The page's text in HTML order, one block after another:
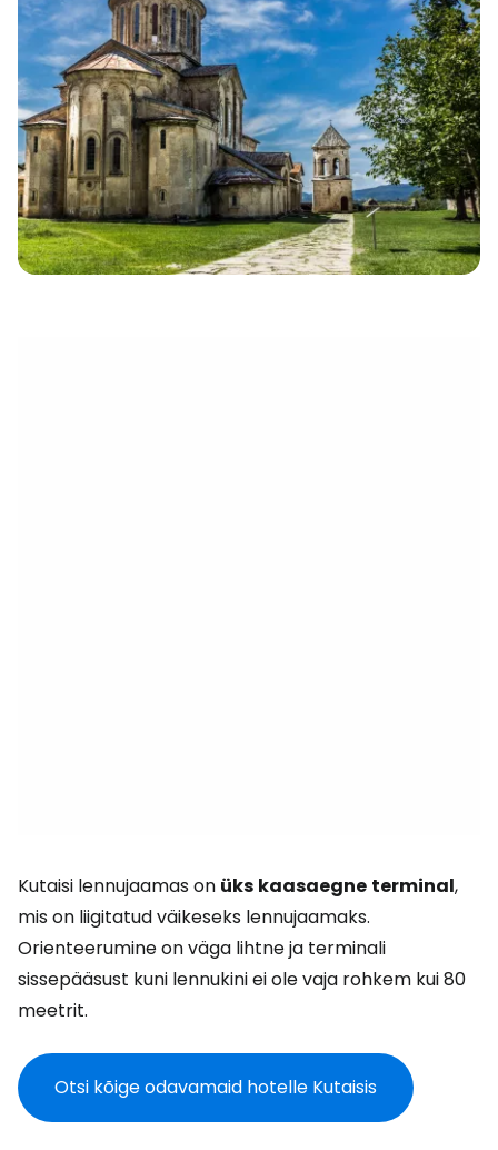
Kutaisi lennujaamas on üks kaasaegne terminal,
mis on liigitatud väikeseks lennujaamaks.
Orienteerumine on väga lihtne ja terminali
sissepääsust kuni lennukini ei ole vaja rohkem kui 80
meetrit.
Otsi kõige odavamaid hotelle Kutaisis